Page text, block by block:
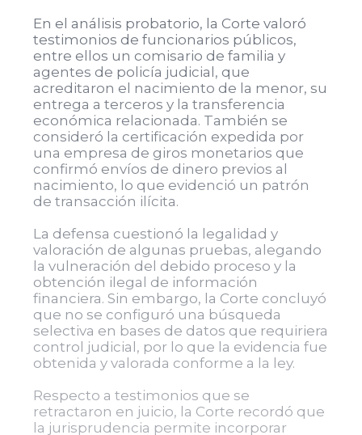
En el análisis probatorio, la Corte valoró
testimonios de funcionarios públicos,
entre ellos un comisario de familia y
agentes de policía judicial, que
acreditaron el nacimiento de la menor, su
entrega a terceros y la transferencia
económica relacionada. También se
consideró la certificación expedida por
una empresa de giros monetarios que
confirmó envíos de dinero previos al
nacimiento, lo que evidenció un patrón
de transacción ilícita.
La defensa cuestionó la legalidad y
valoración de algunas pruebas, alegando
la vulneración del debido proceso y la
obtención ilegal de información
financiera. Sin embargo, la Corte concluyó
que no se configuró una búsqueda
selectiva en bases de datos que requiriera
control judicial, por lo que la evidencia fue
obtenida y valorada conforme a la ley.
Respecto a testimonios que se
retractaron en juicio, la Corte recordó que
la jurisprudencia permite incorporar